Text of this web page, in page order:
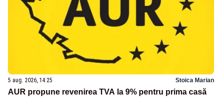
5 aug. 2026, 14:25 Stoica Marian
AUR propune revenirea TVA la 9% pentru prima casă